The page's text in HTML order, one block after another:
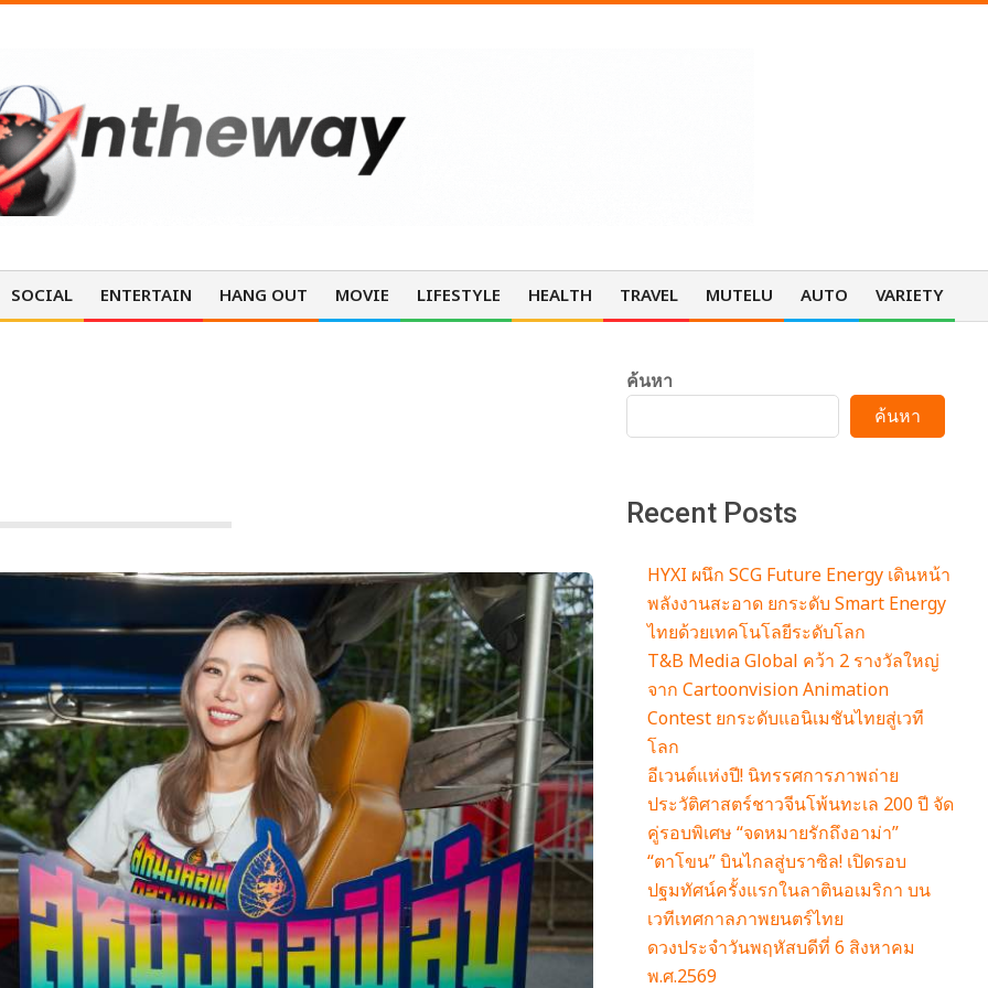
SOCIAL ENTERTAIN HANG OUT MOVIE LIFESTYLE HEALTH TRAVEL MUTELU AUTO VARIETY
ค้นหา
ค้นหา
Recent Posts
HYXI ผนึก SCG Future Energy เดินหน้า
พลังงานสะอาด ยกระดับ Smart Energy
ไทยด้วยเทคโนโลยีระดับโลก
T&B Media Global คว้า 2 รางวัลใหญ่
จาก Cartoonvision Animation
Contest ยกระดับแอนิเมชันไทยสู่เวที
โลก
อีเวนต์แห่งปี! นิทรรศการภาพถ่าย
ประวัติศาสตร์ชาวจีนโพ้นทะเล 200 ปี จัด
คู่รอบพิเศษ “จดหมายรักถึงอาม่า”
“ตาโขน” บินไกลสู่บราซิล! เปิดรอบ
ปฐมทัศน์ครั้งแรกในลาตินอเมริกา บน
เวทีเทศกาลภาพยนตร์ไทย
ดวงประจำวันพฤหัสบดีที่ 6 สิงหาคม
พ.ศ.2569